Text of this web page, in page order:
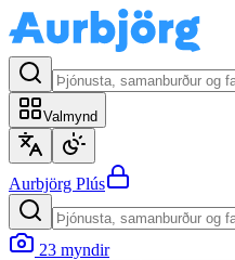
Valmynd
Aurbjörg Plús
23 myndir